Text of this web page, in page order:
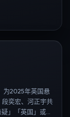
为2025年英国悬
段奕宏、河正宇共
」「英国」或对